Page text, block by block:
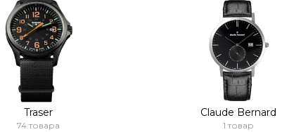
Traser
74 товара
Claude Bernard
1 товар